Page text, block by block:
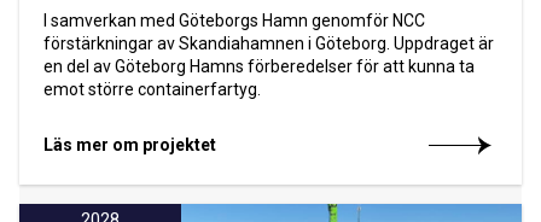
I samverkan med Göteborgs Hamn genomför NCC
förstärkningar av Skandiahamnen i Göteborg. Uppdraget är
en del av Göteborg Hamns förberedelser för att kunna ta
emot större containerfartyg.
Läs mer om projektet